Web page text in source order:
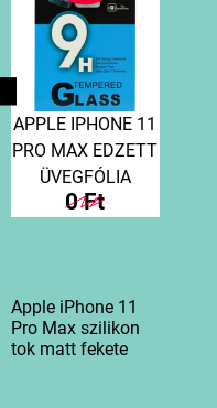
APPLE IPHONE 11
PRO MAX EDZETT
ÜVEGFÓLIA
0 Ft
Apple iPhone 11
Pro Max szilikon
tok matt fekete